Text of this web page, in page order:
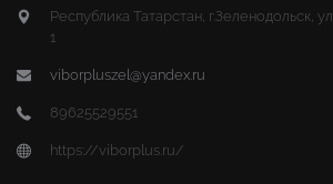
Республика Татарстан, г.Зеленодольск,
1
viborpluszel@yandex.ru
89625529551
https://viborplus.ru/